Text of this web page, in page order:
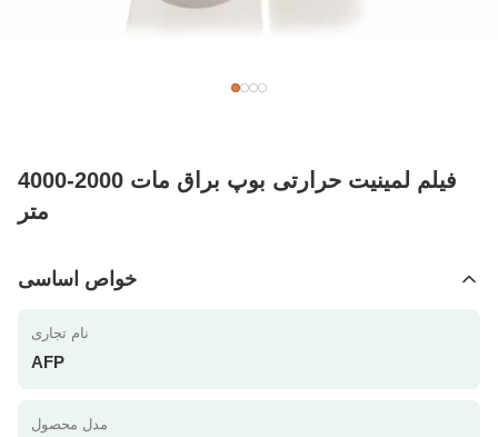
فیلم لمینیت حرارتی بوپ براق مات 2000-4000
متر
خواص اساسی
نام تجاری
AFP
مدل محصول